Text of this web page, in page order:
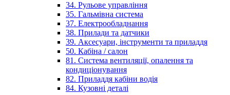
34. Рульове управління
35. Гальмівна система
37. Електрообладнання
38. Прилади та датчики
39. Аксесуари, інструменти та приладдя
50. Кабіна / салон
81. Система вентиляції, опалення та
кондиціонування
82. Приладдя кабіни водія
84. Кузовні деталі